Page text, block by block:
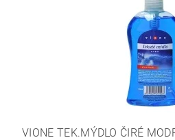
VIONE TEK.MÝDLO ČIRÉ